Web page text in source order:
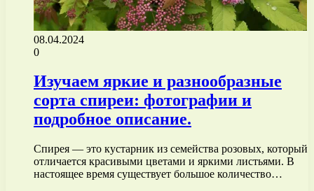
08.04.2024
0
Изучаем яркие и разнообразные
сорта спиреи: фотографии и
подробное описание.
Спирея — это кустарник из семейства розовых, который
отличается красивыми цветами и яркими листьями. В
настоящее время существует большое количество…